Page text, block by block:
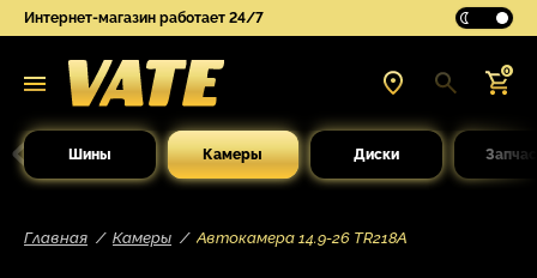
Интернет-магазин работает 24/7
0
Шины Камеры Диски
Главная Камеры Автокамера 14.9-26 TR218A